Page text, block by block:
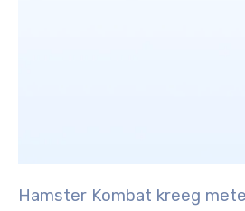
Hamster Kombat kreeg